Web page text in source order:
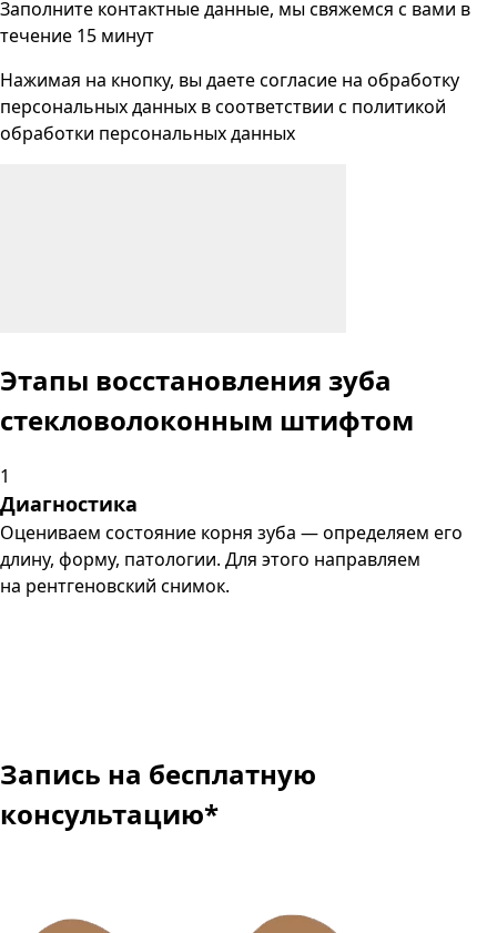
Заполните контактные данные, мы свяжемся с вами в
течение 15 минут
Нажимая на кнопку, вы даете согласие на обработку
персональных данных в соответствии с политикой
обработки персональных данных
Этапы восстановления зуба
стекловолоконным штифтом
1
Диагностика
Оцениваем состояние корня зуба — определяем его
длину, форму, патологии. Для этого направляем
на рентгеновский снимок.
Запись на бесплатную
консультацию*